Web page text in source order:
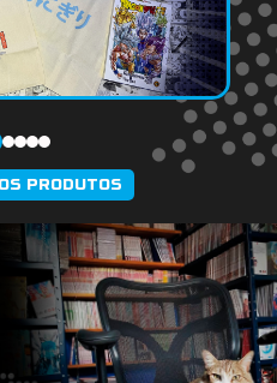
PRODUTOS